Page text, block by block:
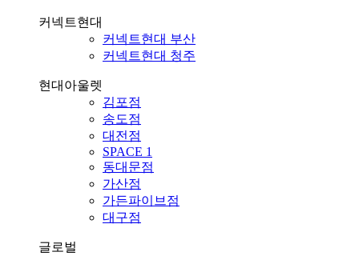
커넥트현대
커넥트현대 부산
커넥트현대 청주
현대아울렛
김포점
송도점
대전점
SPACE 1
동대문점
가산점
가든파이브점
대구점
글로벌